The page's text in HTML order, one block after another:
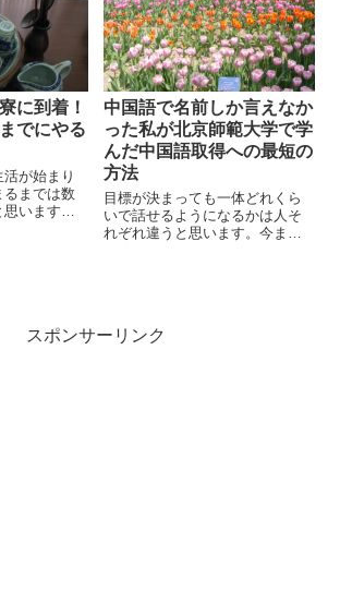
らけで
...
年、卒業後に１年行きました。
特に１年目の在...
に到着！
でにやる
が始まり
るまでは数
思いますの
中国語で名前しか言えなか
った私が北京師範大学で学
んだ中国語取得への最短の
方法
目標が決まっても一体どれくら
いで話せるようになるかは人そ
れぞれ違うと思います。今まで
お話したいと思い...
スポンサーリンク